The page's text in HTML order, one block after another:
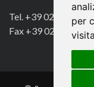
per
Tel. +39 02
Fax +39 02